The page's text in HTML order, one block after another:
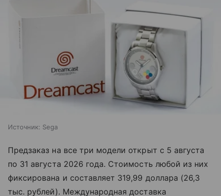
Источник: Sega
Предзаказ на все три модели открыт с 5 августа
по 31 августа 2026 года. Стоимость любой из них
фиксирована и составляет 319,99 доллара (26,3
тыс. рублей). Международная доставка